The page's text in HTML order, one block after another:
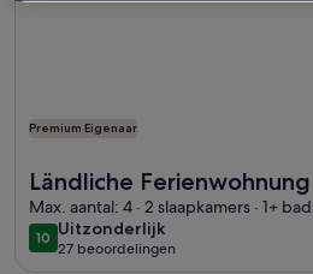
Premium Eigenaar
Ländliche
NEU Renoviert
Max. aantal: 4 · 2 slaapkamers · 1+
1010 op 10
Uitzonderlijk
uitzonderlijk
27 beoordelingen
(27